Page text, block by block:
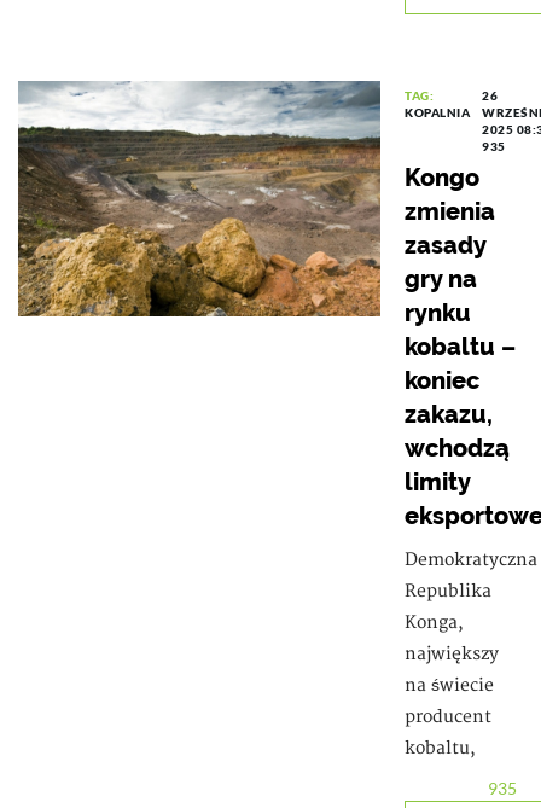
TAG:
KOPALNIA
26
2025
935
Kongo
zmienia
zasady
gry na
rynku
kobaltu –
koniec
zakazu,
wchodzą
limity
Demokratyczna
Republika
Konga,
największy
na świecie
producent
kobaltu,
935